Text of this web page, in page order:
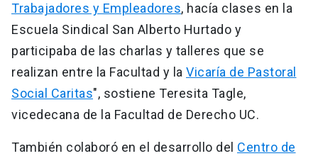
Trabajadores y Empleadores, hacía clases en la
Escuela Sindical San Alberto Hurtado y
participaba de las charlas y talleres que se
realizan entre la Facultad y la Vicaría de Pastoral
Social Caritas", sostiene Teresita Tagle,
vicedecana de la Facultad de Derecho UC.
También colaboró en el desarrollo del Centro de